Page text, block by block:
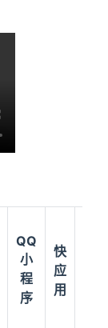
QQ
小
程
序
快
应
用